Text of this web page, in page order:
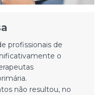
profissionais de
o
não resultou, no